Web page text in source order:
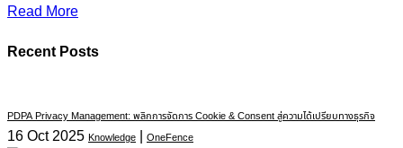
Read More
Recent Posts
PDPA Privacy Management: พลิกการจัดการ Cookie & Consent สู่ความได้เปรียบทางธุรกิจ
16 Oct 2025 Knowledge | OneFence